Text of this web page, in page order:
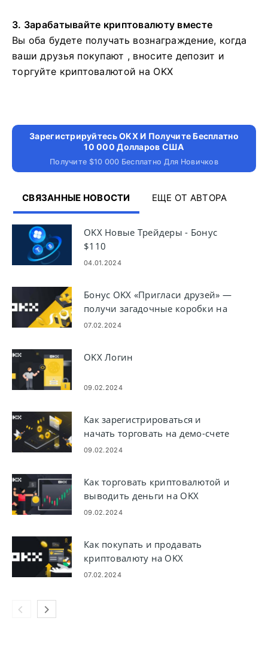
3. Зарабатывайте криптовалюту вместе
Вы оба будете получать вознаграждение, когда
ваши друзья покупают , вносите депозит и
торгуйте криптовалютой на OKX
Зарегистрируйтесь OKX И Получите Бесплатно
10 000 Долларов США
Получите $10 000 Бесплатно Для Новичков
СВЯЗАННЫЕ НОВОСТИ ЕЩЕ ОТ АВТОРА
OKX Новые Трейдеры - Бонус
$110
04.01.2024
Бонус OKX «Пригласи друзей» —
получи загадочные коробки на
сумму до 50 долларов США
07.02.2024
OKX Логин
09.02.2024
Как зарегистрироваться и
начать торговать на демо-счете
в OKX
09.02.2024
Как торговать криптовалютой и
выводить деньги на OKX
09.02.2024
Как покупать и продавать
криптовалюту на OKX
07.02.2024